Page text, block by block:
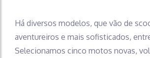
Há diversos modelos, que vão de
aventureiros e mais sofisticados,
Selecionamos cinco motos novas,